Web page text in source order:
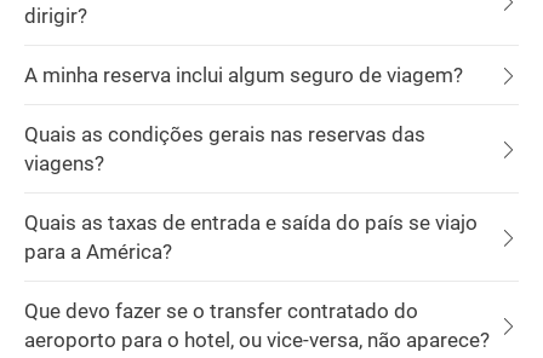
dirigir?
A minha reserva inclui algum seguro de viagem?
Quais as condições gerais nas reservas das
viagens?
Quais as taxas de entrada e saída do país se viajo
para a América?
Que devo fazer se o transfer contratado do
aeroporto para o hotel, ou vice-versa, não aparece?